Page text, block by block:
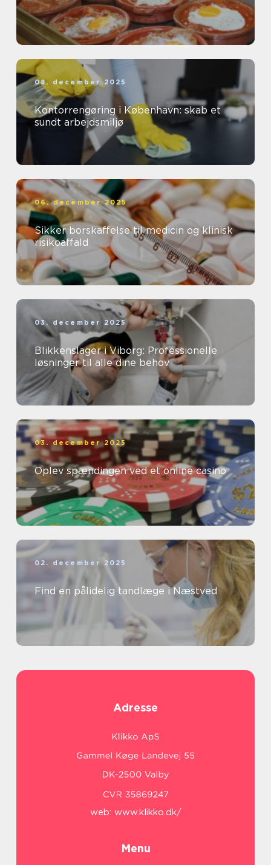
08. december 2025
Kontorrengøring i København: skab et
sundt arbejdsmiljø
06. december 2025
Sikker borskaffelse til medicin og klinisk
risikoaffald
03. december 2025
Blikkenslager i Viborg: Professionelle
løsninger til alle dine behov
03. december 2025
Oplev spændingen ved et online casino
02. december 2025
Find en pålidelig tandlæge i Næstved
Adresse
web: www.klikko.dk/
Menu